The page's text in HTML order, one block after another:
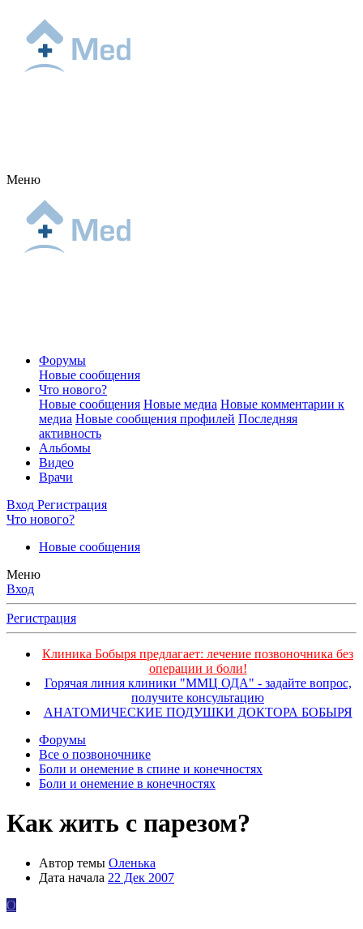
Меню
Форумы
Новые сообщения
Что нового?
Новые сообщения Новые медиа Новые комментарии к
медиа Новые сообщения профилей Последняя
активность
Альбомы
Видео
Врачи
Вход Регистрация
Что нового?
Новые сообщения
Меню
Вход
Регистрация
Клиника Бобыря предлагает: лечение позвоночника без
операции и боли!
Горячая линия клиники "ММЦ ОДА" - задайте вопрос,
получите консультацию
АНАТОМИЧЕСКИЕ ПОДУШКИ ДОКТОРА БОБЫРЯ
Форумы
Все о позвоночнике
Боли и онемение в спине и конечностях
Боли и онемение в конечностях
Как жить с парезом?
Автор темы Оленька
Дата начала 22 Дек 2007
О